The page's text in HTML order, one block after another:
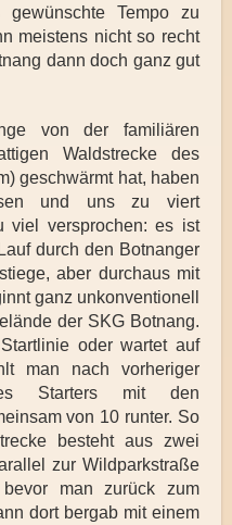
gewünschte Tempo zu
meistens nicht so recht
dann doch ganz gut
von der familiären
Waldstrecke des
geschwärmt hat, haben
und uns zu viert
viel versprochen: es ist
durch den Botnanger
aber durchaus mit
ganz unkonventionell
der SKG Botnang.
oder wartet auf
man nach vorheriger
des Starters mit den
von 10 runter. So
besteht aus zwei
zur Wildparkstraße
man zurück zum
dort bergab mit einem